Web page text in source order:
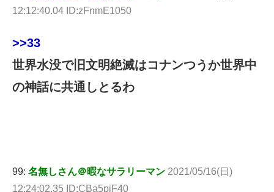
12:12:40.04 ID:zFnmE1050
>>33
世界水没で旧文明絶滅はコナンつうか世界中
の神話に共通しとるわ
99: 名無しさん＠暇なサラリーマン 2021/05/16(日)
12:24:02.35 ID:CBa5pjF40